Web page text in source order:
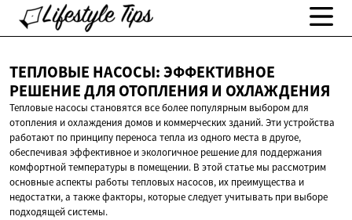
ТЕПЛОВЫЕ НАСОСЫ: ЭФФЕКТИВНОЕ
РЕШЕНИЕ ДЛЯ ОТОПЛЕНИЯ И ОХЛАЖДЕНИЯ
Тепловые насосы становятся все более популярным выбором для
отопления и охлаждения домов и коммерческих зданий. Эти устройства
работают по принципу переноса тепла из одного места в другое,
обеспечивая эффективное и экологичное решение для поддержания
комфортной температуры в помещении. В этой статье мы рассмотрим
основные аспекты работы тепловых насосов, их преимущества и
недостатки, а также факторы, которые следует учитывать при выборе
подходящей системы.